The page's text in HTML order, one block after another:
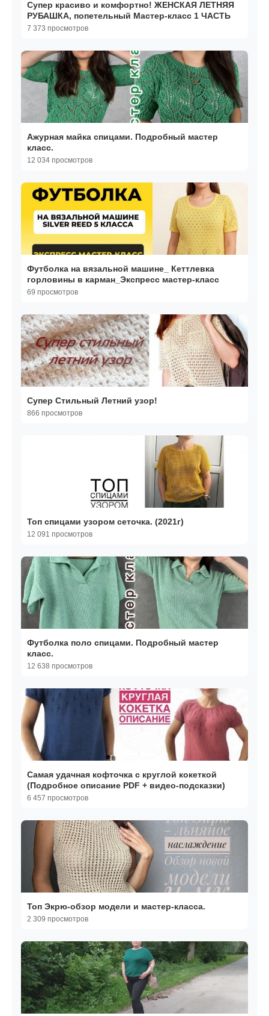
Супер красиво и комфортно! ЖЕНСКАЯ ЛЕТНЯЯ
РУБАШКА, попетельный Мастер-класс 1 ЧАСТЬ
7 373 просмотров
Ажурная майка спицами. Подробный мастер
класс.
12 034 просмотров
Футболка на вязальной машине_ Кеттлевка
горловины в карман_Экспресс мастер-класс
69 просмотров
Супер Стильный Летний узор!
866 просмотров
Топ спицами узором сеточка. (2021г)
12 091 просмотров
Футболка поло спицами. Подробный мастер
класс.
12 638 просмотров
Самая удачная кофточка с круглой кокеткой
(Подробное описание PDF + видео-подсказки)
6 457 просмотров
Топ Экрю-обзор модели и мастер-класса.
2 309 просмотров